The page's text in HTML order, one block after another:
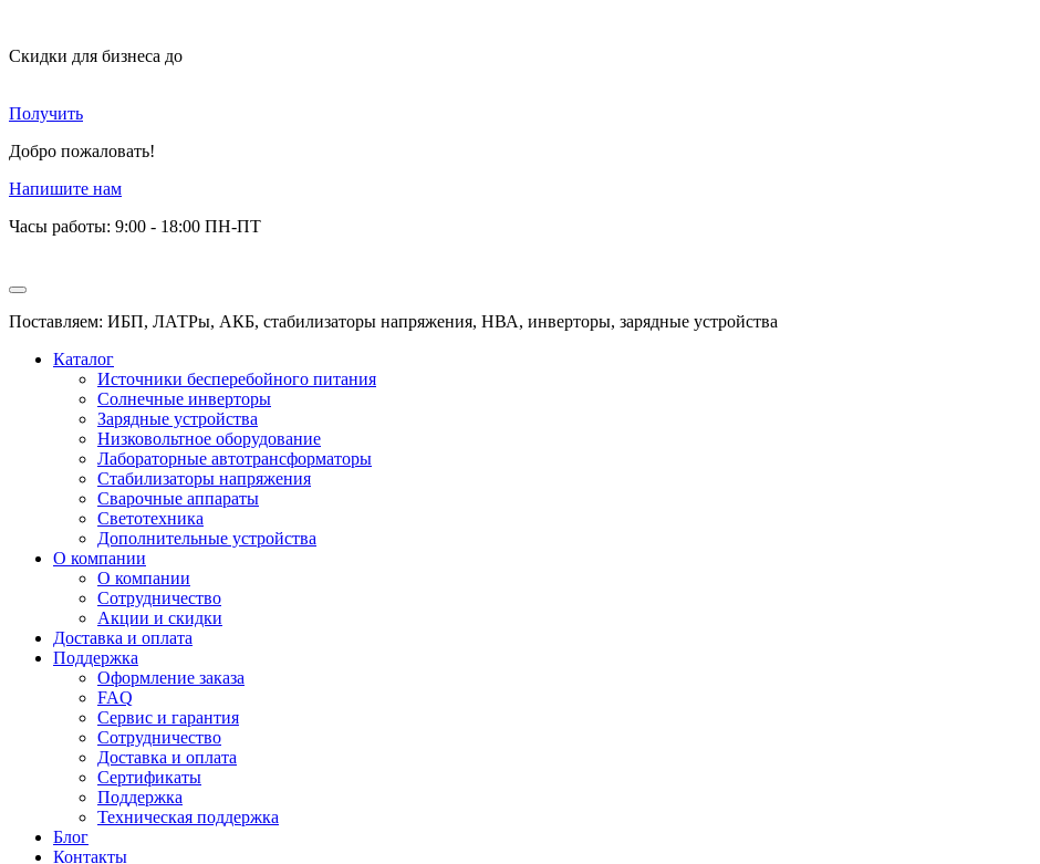
Скидки для бизнеса до
Получить
Добро пожаловать!
Напишите нам
Часы работы: 9:00 - 18:00 ПН-ПТ
Поставляем: ИБП, ЛАТРы, АКБ, стабилизаторы напряжения, НВА, инверторы, зарядные устройства
Каталог
Источники бесперебойного питания
Солнечные инверторы
Зарядные устройства
Низковольтное оборудование
Лабораторные автотрансформаторы
Стабилизаторы напряжения
Сварочные аппараты
Светотехника
Дополнительные устройства
О компании
О компании
Сотрудничество
Акции и скидки
Доставка и оплата
Поддержка
Оформление заказа
FAQ
Сервис и гарантия
Сотрудничество
Доставка и оплата
Сертификаты
Поддержка
Техническая поддержка
Блог
Контакты